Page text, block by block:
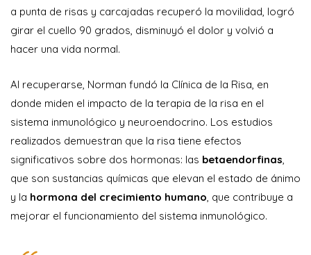
a punta de risas y carcajadas recuperó la movilidad, logró
girar el cuello 90 grados, disminuyó el dolor y volvió a
hacer una vida normal.
Al recuperarse, Norman fundó la Clínica de la Risa, en
donde miden el impacto de la terapia de la risa en el
sistema inmunológico y neuroendocrino. Los estudios
realizados demuestran que la risa tiene efectos
significativos sobre dos hormonas: las betaendorfinas,
que son sustancias químicas que elevan el estado de ánimo
y la hormona del crecimiento humano, que contribuye a
mejorar el funcionamiento del sistema inmunológico.